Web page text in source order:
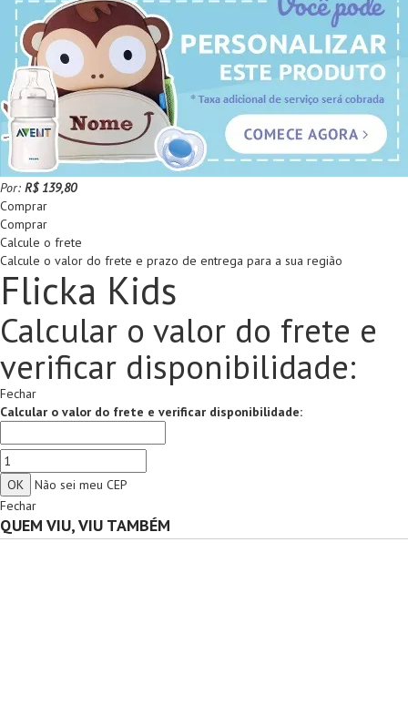
Por: R$ 139,80
Comprar
Comprar
Calcule o frete
Calcule o valor do frete e prazo de entrega para a sua região
Flicka Kids
Calcular o valor do frete e
verificar disponibilidade:
Fechar
Calcular o valor do frete e verificar disponibilidade:
Não sei meu CEP
Fechar
QUEM VIU, VIU TAMBÉM